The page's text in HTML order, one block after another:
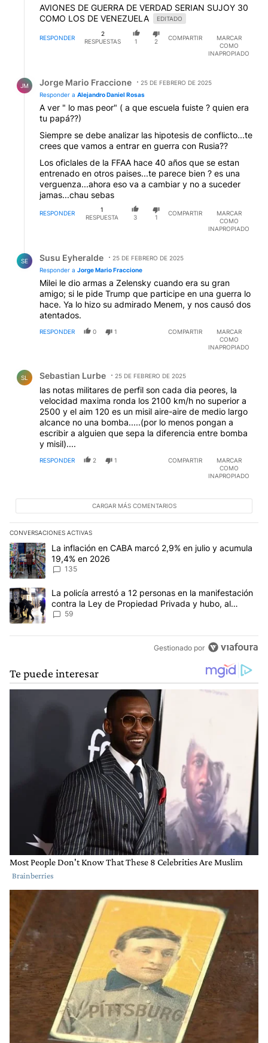
AVIONES DE GUERRA DE VERDAD SERIAN SUJOY 30
COMO LOS DE VENEZUELA
EDITADO
RESPONDER
2
RESPUESTAS
1 2
COMPARTIR
MARCAR
COMO
INAPROPIADO
JM Jorge Mario Fraccione
25 DE FEBRERO DE 2025
Responder a Alejandro Daniel Rosas
A ver " lo mas peor" ( a que escuela fuiste ? quien era
tu papá??)
Siempre se debe analizar las hipotesis de conflicto...te
crees que vamos a entrar en guerra con Rusia??
Los oficlales de la FFAA hace 40 años que se estan
entrenado en otros paises...te parece bien ? es una
verguenza...ahora eso va a cambiar y no a suceder
jamas...chau sebas
RESPONDER
1
RESPUESTA
3 1
COMPARTIR
MARCAR
COMO
INAPROPIADO
SE Susu Eyheralde
25 DE FEBRERO DE 2025
Responder a Jorge Mario Fraccione
Milei le dio armas a Zelensky cuando era su gran
amigo; si le pide Trump que participe en una guerra lo
hace. Ya lo hizo su admirado Menem, y nos causó dos
atentados.
RESPONDER 0 1 COMPARTIR
MARCAR
COMO
INAPROPIADO
SL Sebastian Lurbe 25 DE FEBRERO DE 2025
las notas militares de perfil son cada dia peores, la
velocidad maxima ronda los 2100 km/h no superior a
2500 y el aim 120 es un misil aire-aire de medio largo
alcance no una bomba.....(por lo menos pongan a
escribir a alguien que sepa la diferencia entre bomba
y misil)....
RESPONDER 2 1 COMPARTIR
MARCAR
COMO
INAPROPIADO
CARGAR MÁS COMENTARIOS
CONVERSACIONES ACTIVAS
Este listado muestra los artículos con más comentarios en los
Un artículo de tendencia con el título "La inflación en CABA
La inflación en CABA marcó 2,9% en julio y acumula
19,4% en 2026
135
Un artículo de tendencia con el título "La policía arrestó a 12
La policía arrestó a 12 personas en la manifestación
contra la Ley de Propiedad Privada y hubo, al
menos, 3 agentes heridos
59
Gestionado por